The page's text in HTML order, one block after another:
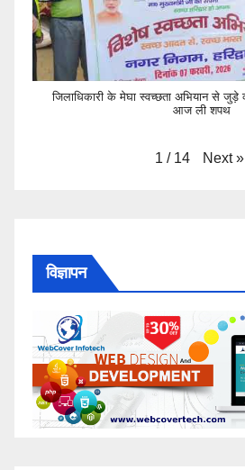
जिलाधिकारी के मेघा स्वच्छता अभियान से जुड़े
आज ली शपथ
1 / 14 Next »
विज्ञापन